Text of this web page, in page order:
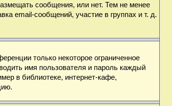
сообщения, или нет. Тем не менее
email-сообщений, участие в группах и т. д.
только некоторое ограниченное
имя пользователя и пароль каждый
в библиотеке, интернет-кафе,